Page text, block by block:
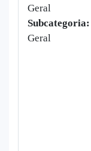
Geral
Subcategoria:
Geral